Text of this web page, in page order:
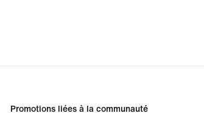
Promotions liées à la communauté